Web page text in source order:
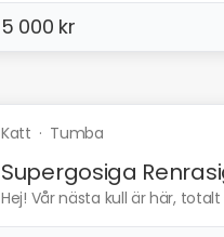
5 000 kr
Katt · Tumba
Supergosiga
Hej! Vår nästa kull är här,